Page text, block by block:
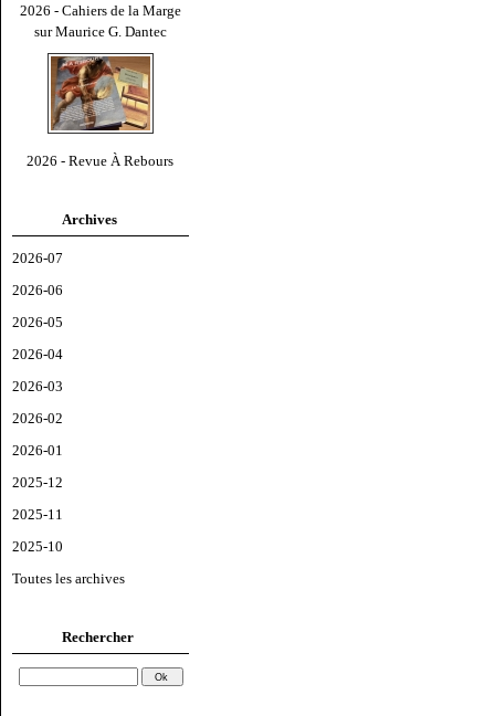
2026 - Cahiers de la Marge
sur Maurice G. Dantec
2026 - Revue À Rebours
Archives
2026-07
2026-06
2026-05
2026-04
2026-03
2026-02
2026-01
2025-12
2025-11
2025-10
Toutes les archives
Rechercher